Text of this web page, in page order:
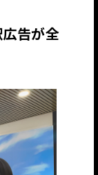
広告が全